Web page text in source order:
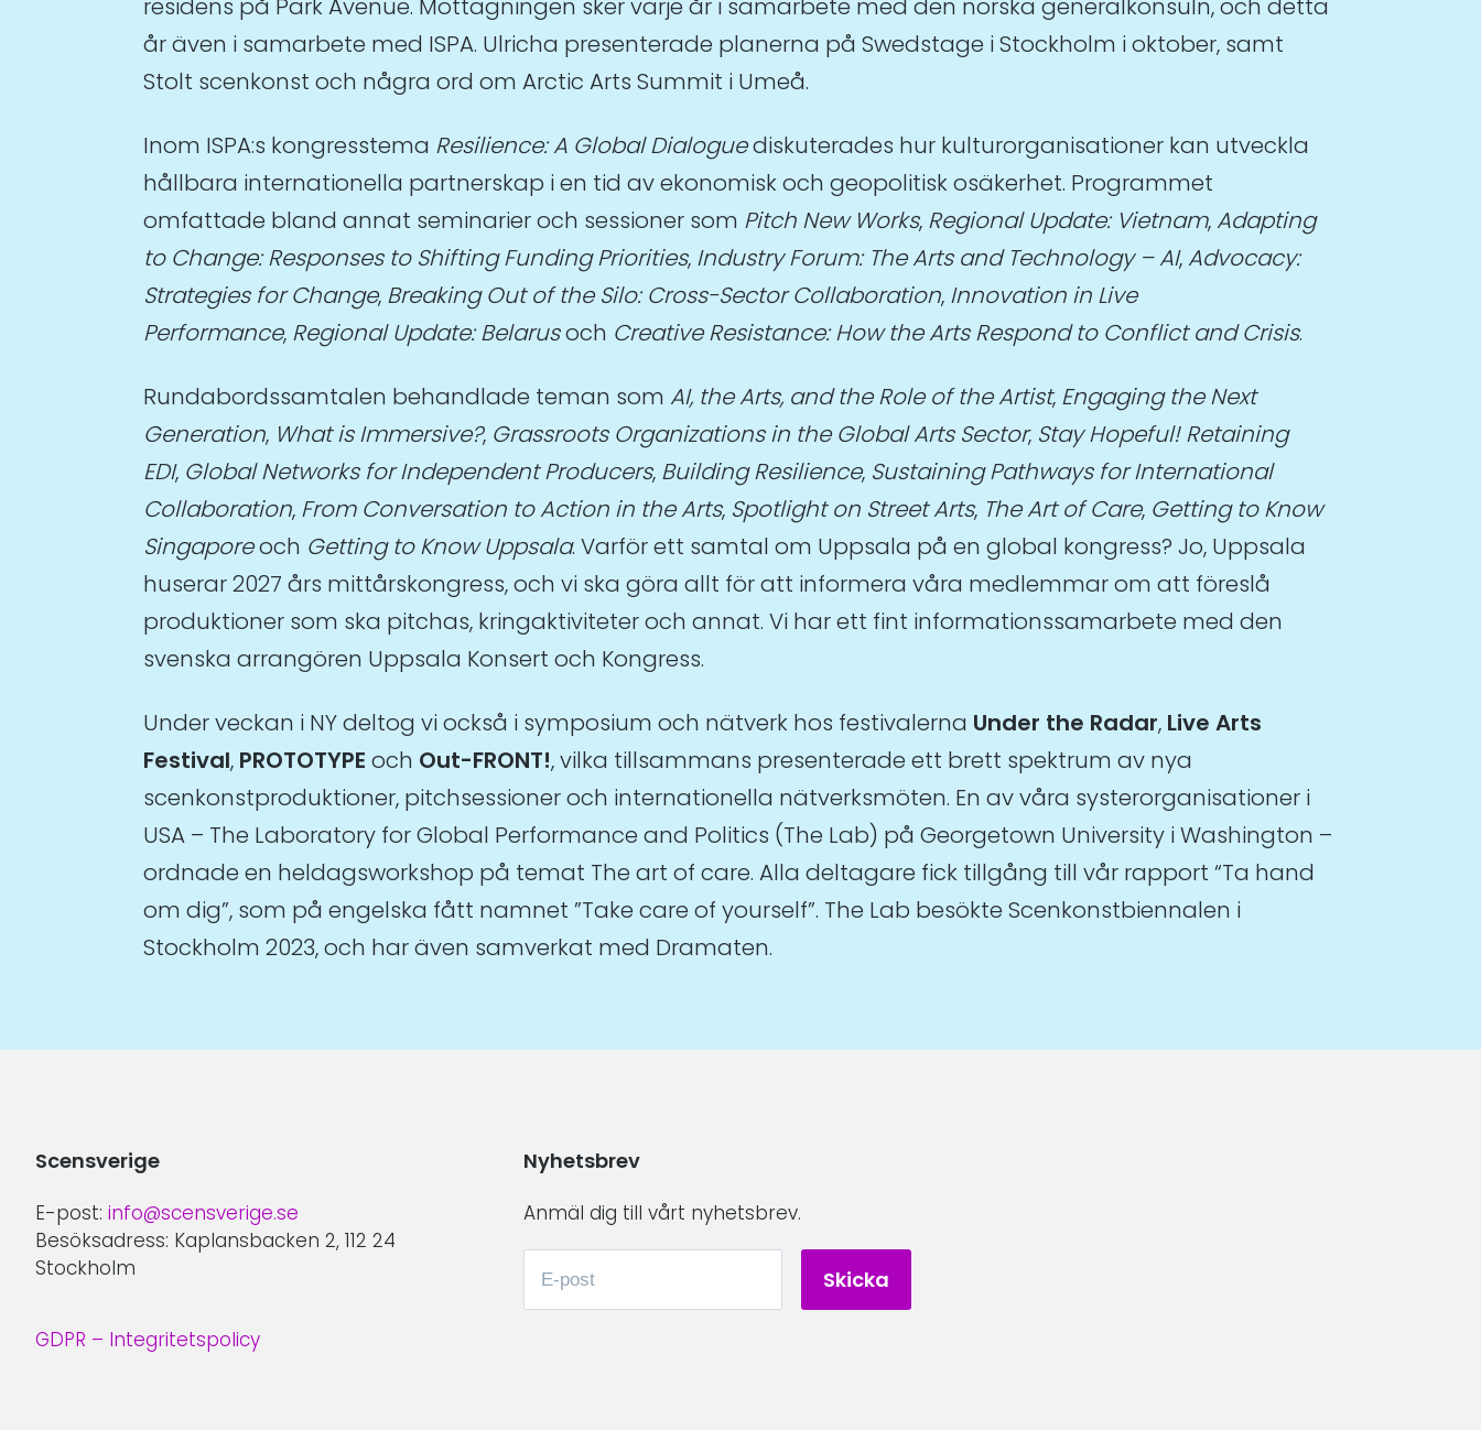
residens på Park Avenue. Mottagningen sker varje år i samarbete med den norska generalkonsuln, och detta
år även i samarbete med ISPA. Ulricha presenterade planerna på Swedstage i Stockholm i oktober, samt
Stolt scenkonst och några ord om Arctic Arts Summit i Umeå.
Inom ISPA:s kongresstema Resilience: A Global Dialoguediskuterades hur kulturorganisationer kan utveckla
hållbara internationella partnerskap i en tid av ekonomisk och geopolitisk osäkerhet. Programmet
omfattade bland annat seminarier och sessioner som Pitch New Works, Regional Update: Vietnam, Adapting
to Change: Responses to Shifting Funding Priorities, Industry Forum: The Arts and Technology – AI, Advocacy:
Strategies for Change, Breaking Out of the Silo: Cross-Sector Collaboration, Innovation in Live
Performance, Regional Update: Belarusoch Creative Resistance: How the Arts Respond to Conflict and Crisis.
Rundabordssamtalen behandlade teman som AI, the Arts, and the Role of the Artist, Engaging the Next
Generation, What is Immersive?, Grassroots Organizations in the Global Arts Sector, Stay Hopeful! Retaining
EDI, Global Networks for Independent Producers, Building Resilience, Sustaining Pathways for International
Collaboration, From Conversation to Action in the Arts, Spotlight on Street Arts, The Art of Care, Getting to Know
Singaporeoch Getting to Know Uppsala. Varför ett samtal om Uppsala på en global kongress? Jo, Uppsala
huserar 2027 års mittårskongress, och vi ska göra allt för att informera våra medlemmar om att föreslå
produktioner som ska pitchas, kringaktiviteter och annat. Vi har ett fint informationssamarbete med den
svenska arrangören Uppsala Konsert och Kongress.
Under veckan i NY deltog vi också i symposium och nätverk hos festivalerna Under the Radar, Live Arts
Festival, PROTOTYPE och Out-FRONT!, vilka tillsammans presenterade ett brett spektrum av nya
scenkonstproduktioner, pitchsessioner och internationella nätverksmöten. En av våra systerorganisationer i
USA – The Laboratory for Global Performance and Politics (The Lab) på Georgetown University i Washington –
ordnade en heldagsworkshop på temat The art of care. Alla deltagare fick tillgång till vår rapport “Ta hand
om dig”, som på engelska fått namnet ”Take care of yourself”. The Lab besökte Scenkonstbiennalen i
Stockholm 2023, och har även samverkat med Dramaten.
Scensverige
E-post: info@scensverige.se
Besöksadress: Kaplansbacken 2, 112 24
Stockholm
GDPR – Integritetspolicy
Nyhetsbrev
Anmäl dig till vårt nyhetsbrev.